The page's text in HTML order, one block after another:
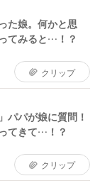
た娘。何かと思
てみると…！？
クリップ
パパが娘に質問！
てきて…！？
クリップ